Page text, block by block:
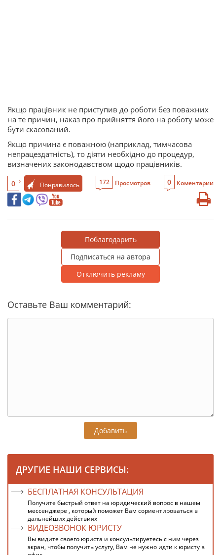
Якщо працівник не приступив до роботи без поважних
на те причин, наказ про прийняття його на роботу може
бути скасований.
Якщо причина є поважною (наприклад, тимчасова
непрацездатність), то діяти необхідно до процедур,
визначених законодавством щодо працівників.
0 Понравилось 172 Просмотров 0 Коментарии
Поблагодарить
Подписаться на автора
Отключить рекламу
Оставьте Ваш комментарий:
Добавить
ДРУГИЕ НАШИ СЕРВИСЫ:
БЕСПЛАТНАЯ КОНСУЛЬТАЦИЯ
Получите быстрый ответ на юридический вопрос в нашем
мессенджере , который поможет Вам сориентироваться в
дальнейших действиях
ВИДЕОЗВОНОК ЮРИСТУ
Вы видите своего юриста и консультируетесь с ним через
экран, чтобы получить услугу, Вам не нужно идти к юристу в